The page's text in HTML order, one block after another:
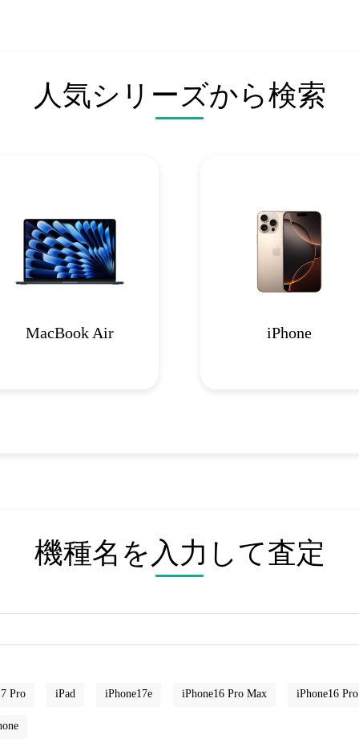
人気シリーズから検索
MacBook Air iPhone
機種名を入力して査定
Pro iPad iPhone17e iPhone16 Pro Max iPhone16 Pro